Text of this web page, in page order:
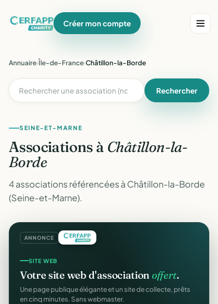
Créer mon compte
Annuaire›Île-de-France›Châtillon-la-Borde
Rechercher
SEINE-ET-MARNE
Associations à Châtillon-la-
Borde
4 associations référencées à Châtillon-la-Borde
(Seine-et-Marne).
ANNONCE
SITE WEB
Votre site web d'association offert.
Une page publique élégante et un site de collecte, prêts
en cinq minutes. Sans webmaster.